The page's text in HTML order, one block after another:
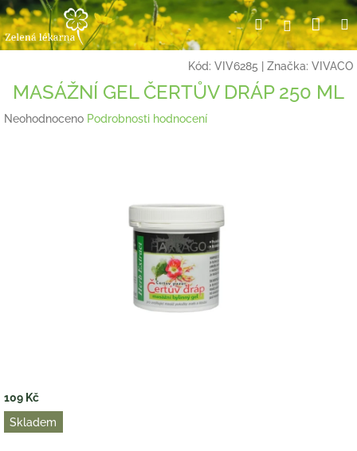
Přejít
na
obsah
HledatPřihlášení
Kód: VIV6285 Značka: VIVACO
MASÁŽNÍ GEL ČERTŮV DRÁP 250 ML
Průměrné
Neohodnoceno Podrobnosti hodnocení
109 Kč
Měrná
cena:
Skladem